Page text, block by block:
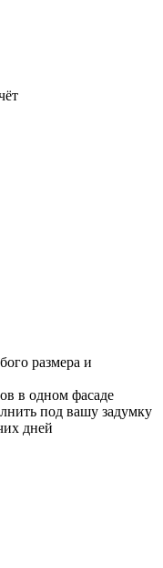
размера и
в одном фасаде
под вашу задумку
дней